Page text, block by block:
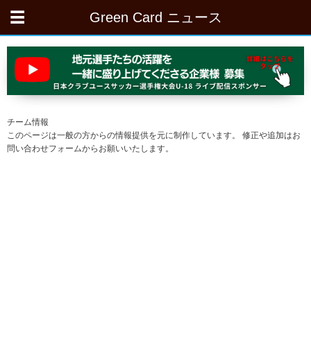
Green Card ニュース
チーム情報
このページは一般の方からの情報提供を元に制作しています。 修正や追加はお
問い合わせフォームからお願いいたします。